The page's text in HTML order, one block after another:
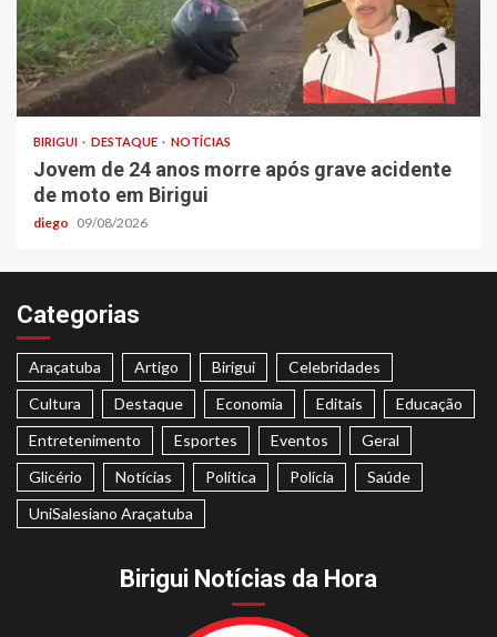
BIRIGUI DESTAQUE NOTÍCIAS
Jovem de 24 anos morre após grave acidente
de moto em Birigui
diego 09/08/2026
Categorias
Araçatuba Artigo Birigui
Celebridades
Cultura
Destaque Economia Editais
Educação
Entretenimento
Esportes Eventos
Geral
Glicério
Notícias Politica Polícia
Saúde
UniSalesiano Araçatuba
Birigui Notícias da Hora